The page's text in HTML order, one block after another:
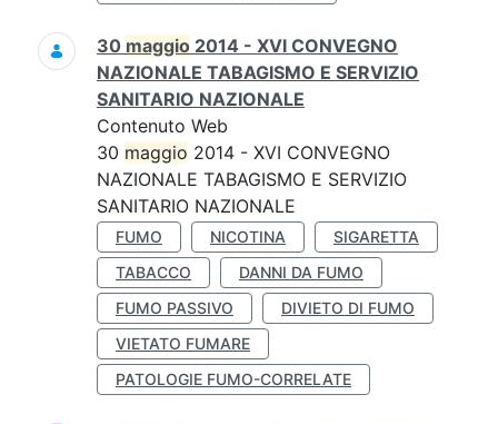
30 maggio 2014 - XVI CONVEGNO
NAZIONALE TABAGISMO E SERVIZIO
SANITARIO NAZIONALE
Contenuto Web
30 maggio 2014 - XVI CONVEGNO
NAZIONALE TABAGISMO E SERVIZIO
SANITARIO NAZIONALE
FUMO NICOTINA
SIGARETTA
TABACCO
DANNI DA FUMO
FUMO PASSIVO
DIVIETO DI FUMO
VIETATO FUMARE
PATOLOGIE FUMO-CORRELATE